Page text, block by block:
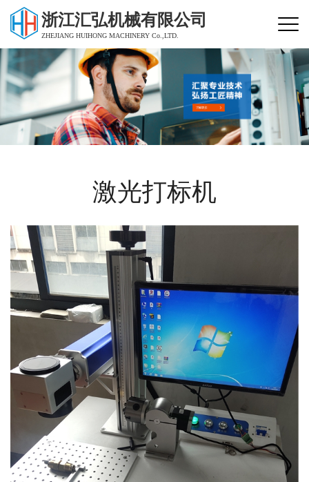
浙江汇弘机械有限公司
ZHEJIANG HUIHONG MACHINERY Co.,LTD.
激光打标机